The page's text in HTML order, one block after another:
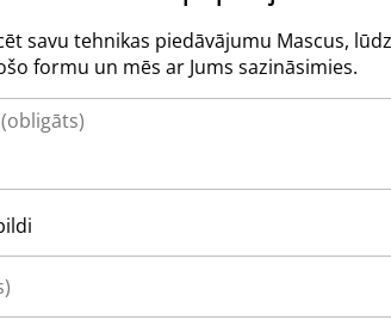
savu tehnikas piedāvājumu Mascus,
formu un mēs ar Jums sazināsimies.